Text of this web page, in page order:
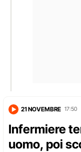
21 NOVEMBRE 17:50
Infermiere
uomo, poi